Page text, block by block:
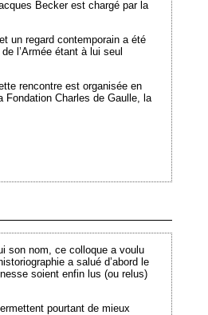
Becker est chargé par la
un regard contemporain a été
l’Armée étant à lui seul
rencontre est organisée en
Fondation Charles de Gaulle, la
son nom, ce colloque a voulu
a salué d’abord le
soient enfin lus (ou relus)
pourtant de mieux